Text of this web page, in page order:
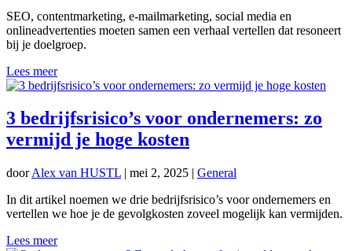
SEO, contentmarketing, e-mailmarketing, social media en
onlineadvertenties moeten samen een verhaal vertellen dat resoneert
bij je doelgroep.
Lees meer
3 bedrijfsrisico’s voor ondernemers: zo
vermijd je hoge kosten
doorAlex van HUSTL | mei 2, 2025 | General
In dit artikel noemen we drie bedrijfsrisico’s voor ondernemers en
vertellen we hoe je de gevolgkosten zoveel mogelijk kan vermijden.
Lees meer